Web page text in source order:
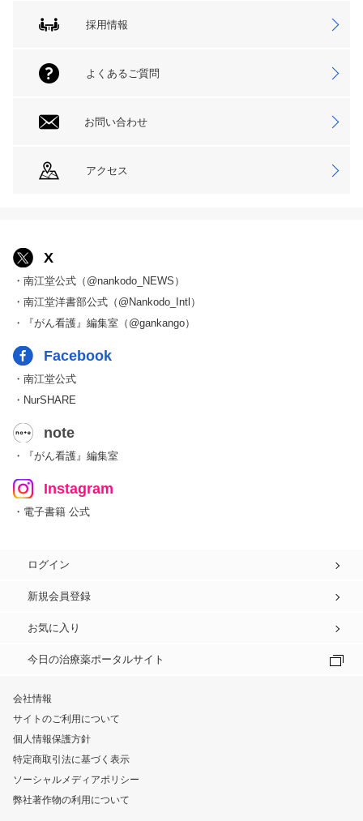
採用情報
よくあるご質問
お問い合わせ
アクセス
X
・南江堂公式（@nankodo_NEWS）
・南江堂洋書部公式（@Nankodo_Intl）
・『がん看護』編集室（@gankango）
Facebook
・南江堂公式
・NurSHARE
note
・『がん看護』編集室
Instagram
・電子書籍 公式
ログイン
新規会員登録
お気に入り
今日の治療薬ポータルサイト
会社情報
サイトのご利用について
個人情報保護方針
特定商取引法に基づく表示
ソーシャルメディアポリシー
弊社著作物の利用について